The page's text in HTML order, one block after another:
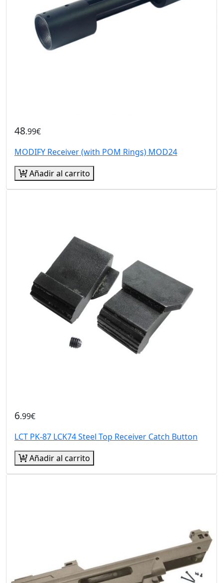
48.99€
MODIFY Receiver (with POM Rings) MOD24
Añadir al carrito
6.99€
LCT PK-87 LCK74 Steel Top Receiver Catch Button
Añadir al carrito